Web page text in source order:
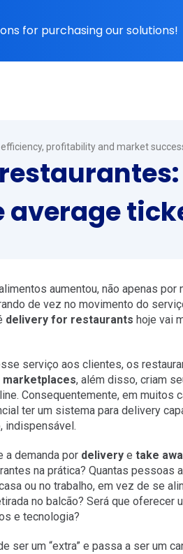
for purchasing our solutions!
profitability and market
average
aumentou, não apenas
de vez no movimento do
delivery for restaurants hoje vai
serviço aos clientes, os
marketplaces, além disso, criam
Consequentemente, em muitos
ter um sistema para delivery
indispensável.
a demanda por delivery e take
na prática? Quantas pessoas
ou no trabalho, em vez de se
no balcão? Será que oferecer
e tecnologia?
ser um “extra” e passa a ser um